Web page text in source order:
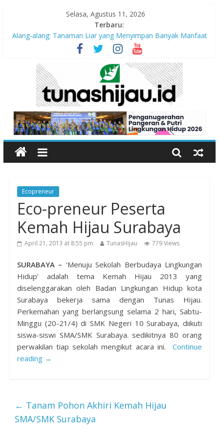
Selasa, Agustus 11, 2026
Terbaru:
Alang-alang: Tanaman Liar yang Menyimpan Banyak Manfaat
Peran Kritis Pendidik Saat Guncangan Gempa Terjadi
Sekolah Aman Gempa
Hari Anak Nasional 2026: Memastikan Setiap Anak Indonesia
Tumbuh Aman, Sehat, dan Bahagia
“Pengurangan Risiko Bencana Gempa” Webinar Nasional
Seri#305, Sabtu 18 Juli 2026
Ecopreneur
Eco-preneur Peserta
Kemah Hijau Surabaya
April 21, 2013 at 8:55 pm TunasHijau 779 Views
SURABAYA – ‘Menuju Sekolah Berbudaya Lingkungan
Hidup’ adalah tema Kemah Hijau 2013 yang
diselenggarakan oleh Badan Lingkungan Hidup kota
Surabaya bekerja sama dengan Tunas Hijau.
Perkemahan yang berlangsung selama 2 hari, Sabtu-
Minggu (20-21/4) di SMK Negeri 10 Surabaya, diikuti
siswa-siswi SMA/SMK Surabaya. sedikitnya 80 orang
perwakilan tiap sekolah mengikut acara ini.Continue
reading →
← Tanam Pohon Akhiri Kemah Hijau
SMA/SMK Surabaya